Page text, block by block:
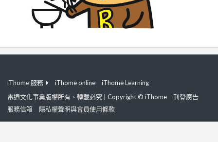
iThome 服務 iThome online
iThome Learning
電週文化事業版權所有、轉載必究 | Copyright © iThome
刊登廣告
服務信箱
隱私權聲明與會員使用條款